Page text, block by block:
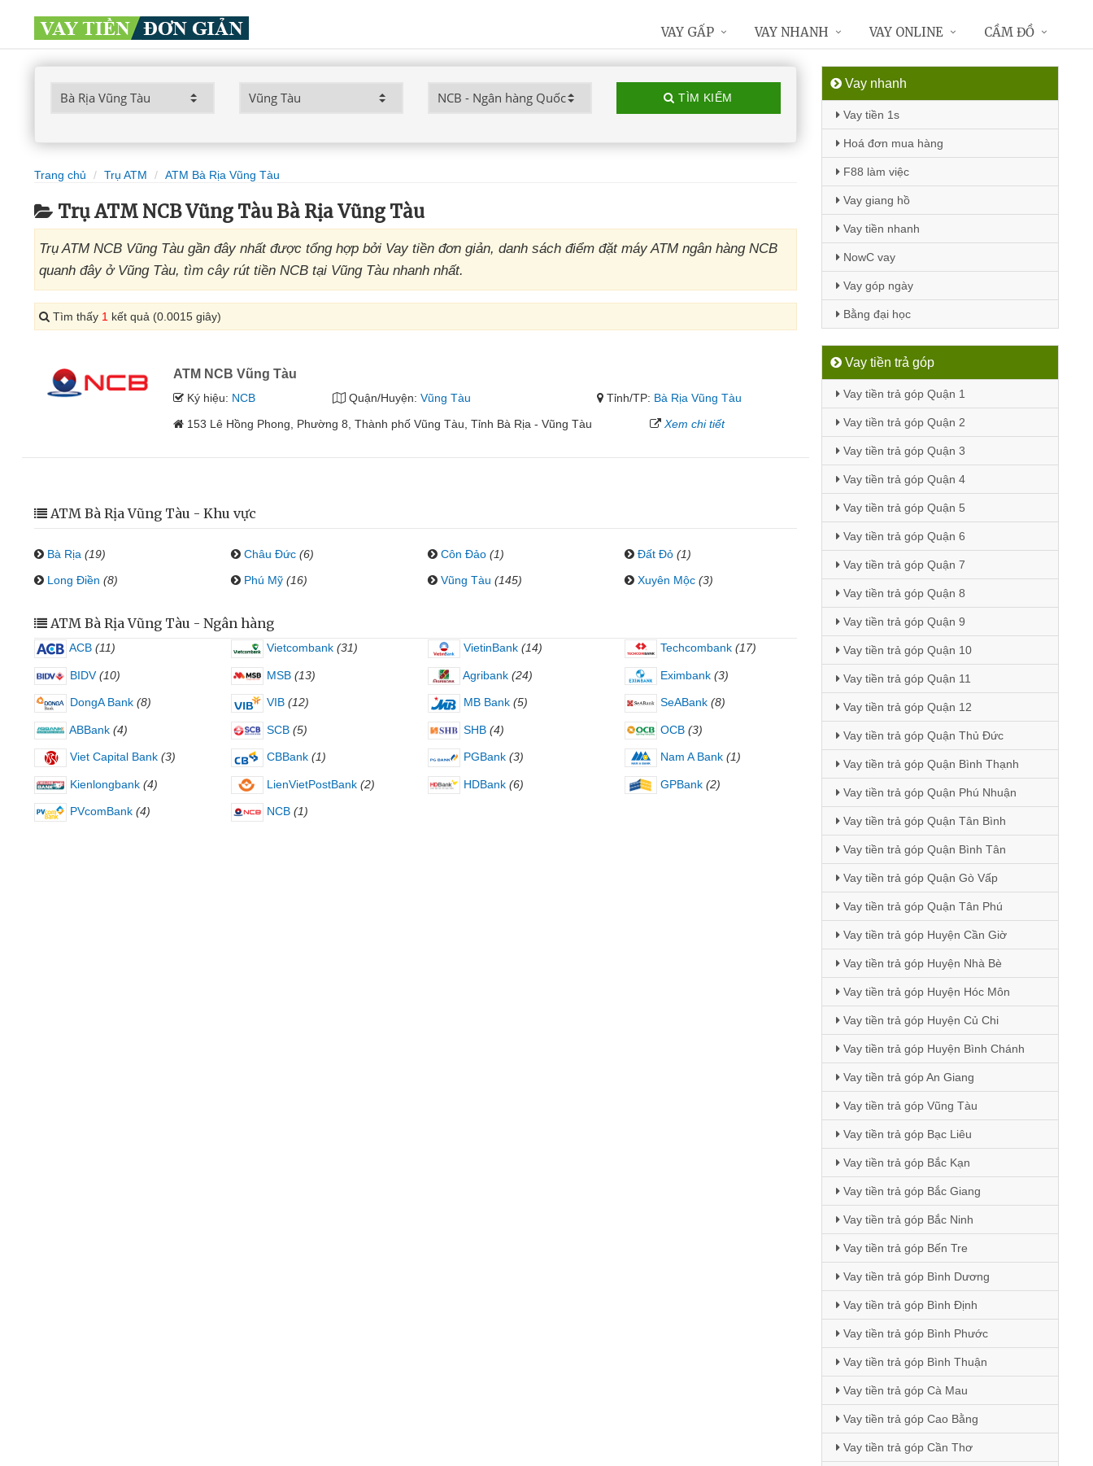
TÌM KIẾM
Trang chủ Trụ ATM ATM Bà Rịa Vũng Tàu
Trụ ATM NCB Vũng Tàu Bà Rịa Vũng Tàu
Trụ ATM NCB Vũng Tàu gần đây nhất được tổng hợp bởi Vay tiền đơn giản, danh sách điểm đặt máy ATM ngân hàng NCB
quanh đây ở Vũng Tàu, tìm cây rút tiền NCB tại Vũng Tàu nhanh nhất.
Tìm thấy 1 kết quả (0.0015 giây)
ATM NCB Vũng Tàu
Ký hiệu: NCB Quận/Huyện: Vũng Tàu Tỉnh/TP: Bà Rịa Vũng Tàu
153 Lê Hồng Phong, Phường 8, Thành phố Vũng Tàu, Tỉnh Bà Rịa - Vũng Tàu
Xem chi tiết
ATM Bà Rịa Vũng Tàu - Khu vực
Bà Rịa (19) Châu Đức (6) Côn Đảo (1) Đất Đỏ (1)
Long Điền (8) Phú Mỹ (16) Vũng Tàu (145) Xuyên Mộc (3)
ATM Bà Rịa Vũng Tàu - Ngân hàng
ACB (11) Vietcombank (31) VietinBank (14) Techcombank (17)
BIDV (10) MSB (13) Agribank (24) Eximbank (3)
DongA Bank (8) VIB (12) MB Bank (5) SeABank (8)
ABBank (4) SCB (5) SHB (4) OCB (3)
Viet Capital Bank (3) CBBank (1) PGBank (3) Nam A Bank (1)
Kienlongbank (4) LienVietPostBank (2) HDBank (6) GPBank (2)
PVcomBank (4) NCB (1)
Vay nhanh
Vay tiền 1s
Hoá đơn mua hàng
F88 làm việc
Vay giang hồ
Vay tiền nhanh
NowC vay
Vay góp ngày
Bằng đại học
Vay tiền trả góp
Vay tiền trả góp Quận 1
Vay tiền trả góp Quận 2
Vay tiền trả góp Quận 3
Vay tiền trả góp Quận 4
Vay tiền trả góp Quận 5
Vay tiền trả góp Quận 6
Vay tiền trả góp Quận 7
Vay tiền trả góp Quận 8
Vay tiền trả góp Quận 9
Vay tiền trả góp Quận 10
Vay tiền trả góp Quận 11
Vay tiền trả góp Quận 12
Vay tiền trả góp Quận Thủ Đức
Vay tiền trả góp Quận Bình Thạnh
Vay tiền trả góp Quận Phú Nhuận
Vay tiền trả góp Quận Tân Bình
Vay tiền trả góp Quận Bình Tân
Vay tiền trả góp Quận Gò Vấp
Vay tiền trả góp Quận Tân Phú
Vay tiền trả góp Huyện Cần Giờ
Vay tiền trả góp Huyện Nhà Bè
Vay tiền trả góp Huyện Hóc Môn
Vay tiền trả góp Huyện Củ Chi
Vay tiền trả góp Huyện Bình Chánh
Vay tiền trả góp An Giang
Vay tiền trả góp Vũng Tàu
Vay tiền trả góp Bạc Liêu
Vay tiền trả góp Bắc Kạn
Vay tiền trả góp Bắc Giang
Vay tiền trả góp Bắc Ninh
Vay tiền trả góp Bến Tre
Vay tiền trả góp Bình Dương
Vay tiền trả góp Bình Định
Vay tiền trả góp Bình Phước
Vay tiền trả góp Bình Thuận
Vay tiền trả góp Cà Mau
Vay tiền trả góp Cao Bằng
Vay tiền trả góp Cần Thơ
VAY GẤP VAY NHANH VAY ONLINE CẦM ĐỒ